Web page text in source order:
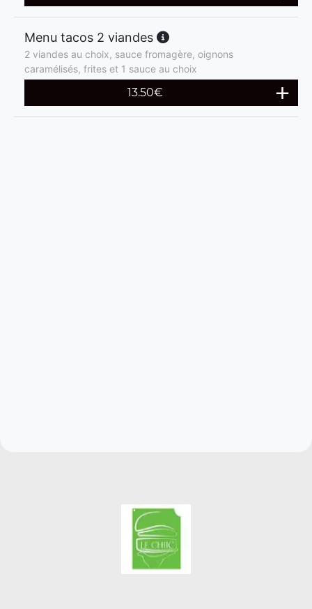
Menu tacos 2 viandes
2 viandes au choix, sauce fromagère, oignons
caramélisés, frites et 1 sauce au choix
13.50€